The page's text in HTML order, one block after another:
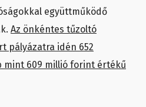
együttműködő
Az önkéntes tűzoltó
pályázatra idén 652
mint 609 millió forint értékű